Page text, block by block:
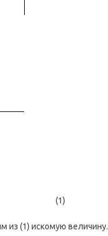
(1)
из (1) искомую величину.